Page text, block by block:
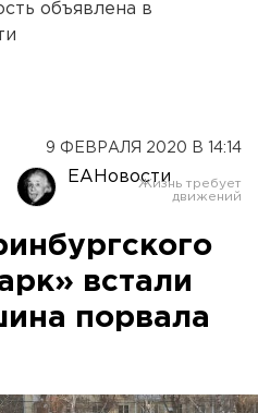
объявлена в
9 ФЕВРАЛЯ 2020 В 14:14
ЕАНовости
встали
порвала